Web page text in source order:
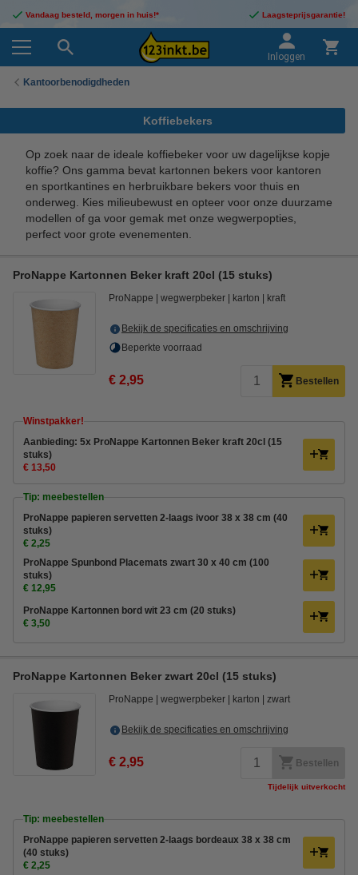
Vandaag besteld, morgen in huis!* Laagsteprijsgarantie!
Inloggen
Kantoorbenodigdheden
Koffiebekers
Op zoek naar de ideale koffiebeker voor uw dagelijkse kopje
koffie? Ons gamma bevat kartonnen bekers voor kantoren
en sportkantines en herbruikbare bekers voor thuis en
onderweg. Kies milieubewust en opteer voor onze duurzame
modellen of ga voor gemak met onze wegwerpopties,
perfect voor grote evenementen.
ProNappe Kartonnen Beker kraft 20cl (15 stuks)
ProNappe wegwerpbeker karton kraft
Bekijk de specificaties en omschrijving
Beperkte voorraad
€ 2,95 Bestellen
Winstpakker!
Aanbieding: 5x ProNappe Kartonnen Beker kraft 20cl (15
stuks)
€ 13,50
Tip: meebestellen
ProNappe papieren servetten 2-laags ivoor 38 x 38 cm (40
stuks)
€ 2,25
ProNappe Spunbond Placemats zwart 30 x 40 cm (100
stuks)
€ 12,95
ProNappe Kartonnen bord wit 23 cm (20 stuks)
€ 3,50
ProNappe Kartonnen Beker zwart 20cl (15 stuks)
ProNappe wegwerpbeker karton zwart
Bekijk de specificaties en omschrijving
€ 2,95 Bestellen
Tijdelijk uitverkocht
Tip: meebestellen
ProNappe papieren servetten 2-laags bordeaux 38 x 38 cm
(40 stuks)
€ 2,25